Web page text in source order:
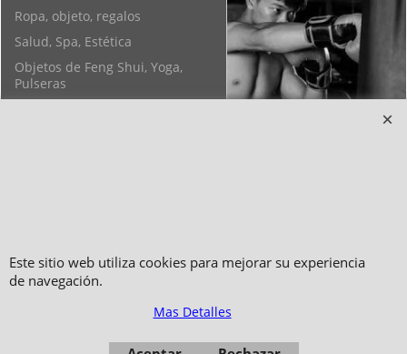
Ropa, objeto, regalos
Salud, Spa, Estética
Objetos de Feng Shui, Yoga,
Pulseras
Copyright 2006-2024 © TAO DISTRIBUTION Tienda en linea para artes
51, avenue du Palais des Expositions 66000 Perpignan
Este sitio web utiliza cookies para mejorar su experiencia
de navegación.
Mas Detalles